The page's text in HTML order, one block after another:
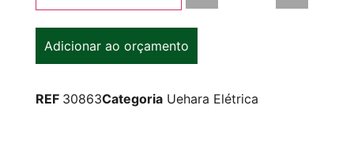
Adicionar ao orçamento
REF 30863Categoria Uehara Elétrica